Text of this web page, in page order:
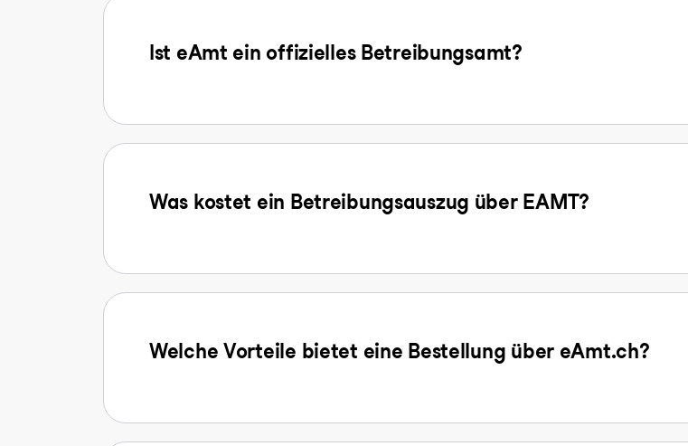
Ist eAmt ein offizielles Betreibungsamt?
Was kostet ein Betreibungsauszug über EAMT?
Welche Vorteile bietet eine Bestellung über eAmt.ch?